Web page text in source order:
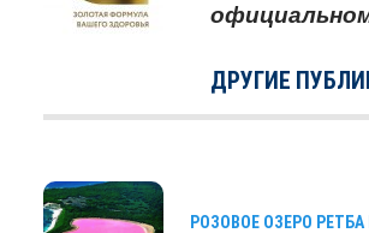
ДРУГИЕ
РОЗОВОЕ ОЗЕРО РЕТБА